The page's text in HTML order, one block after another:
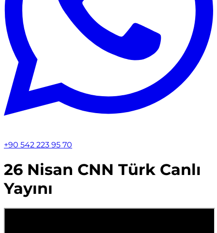
+90 542 223 95 70
26 Nisan CNN Türk Canlı
Yayını